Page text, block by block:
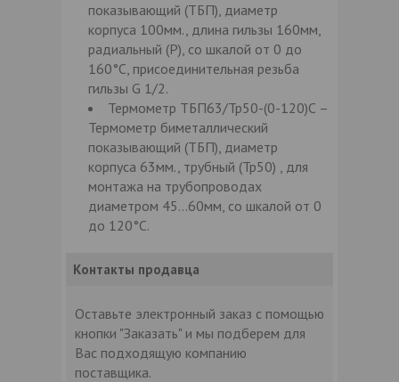
показывающий (ТБП), диаметр
корпуса 100мм., длина гильзы 160мм,
радиальный (Р), со шкалой от 0 до
160°С, присоединительная резьба
гильзы G 1/2.
Термометр ТБП63/Тр50-(0-120)С –
Термометр биметаллический
показывающий (ТБП), диаметр
корпуса 63мм., трубный (Тр50) , для
монтажа на трубопроводах
диаметром 45…60мм, со шкалой от 0
до 120°С.
Контакты продавца
Оставьте электронный заказ с помощью
кнопки "Заказать" и мы подберем для
Вас подходящую компанию
поставщика.